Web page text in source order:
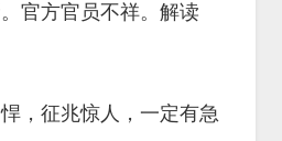
官方官员不祥。解读
，征兆惊人，一定有急